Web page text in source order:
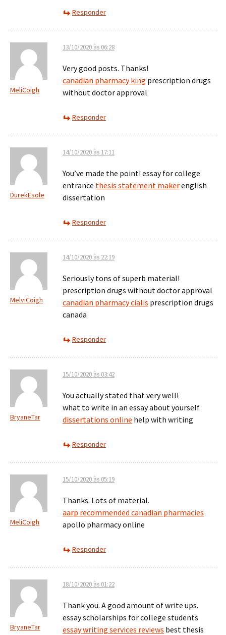
Responder
MeliCoigh
13/10/2020 às 06:28
Very good posts. Thanks!
canadian pharmacy king prescription drugs
without doctor approval
Responder
DurekEsole
14/10/2020 às 17:11
You’ve made the point! essay for college
entrance thesis statement makerenglish
dissertation
Responder
MelviCoigh
14/10/2020 às 22:19
Seriously tons of superb material!
prescription drugs without doctor approval
canadian pharmacy cialis prescription drugs
canada
Responder
BryaneTar
15/10/2020 às 03:42
You actually stated that very well!
what to write in an essay about yourself
dissertations online help with writing
Responder
MeliCoigh
15/10/2020 às 05:19
Thanks. Lots of material.
aarp recommended canadian pharmacies
apollo pharmacy online
Responder
BryaneTar
18/10/2020 às 01:22
Thank you. A good amount of write ups.
essay scholarships for college students
essay writing services reviews best thesis